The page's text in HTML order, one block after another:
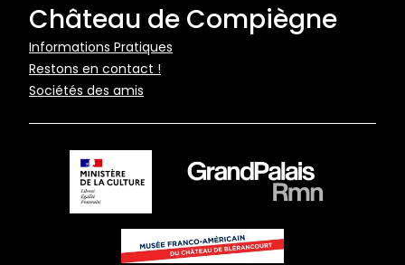
Château de Compiègne
Pied
de
page
Informations Pratiques
Restons en contact !
Sociétés des amis